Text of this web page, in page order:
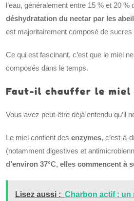
l’eau, généralement entre 15 % et 20
déshydratation du nectar par les
est majoritairement composé de
Ce qui est fascinant, c’est que le miel
composés dans le temps.
Faut-il chauffer le miel
Vous avez peut-être déjà entendu qu’il
Le miel contient des enzymes, c’est-à-
(notamment digestives et
d’environ 37°C, elles commencent à
Lisez aussi : Charbon actif : un